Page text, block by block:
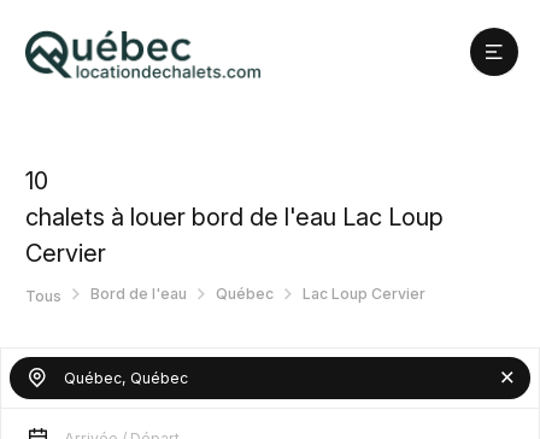
10
chalets à louer bord de l'eau Lac Loup
Cervier
Tous Bord de l'eau Québec Lac Loup Cervier